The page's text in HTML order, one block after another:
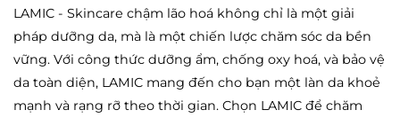
LAMIC - Skincare chậm lão hoá không chỉ là một giải
pháp dưỡng da, mà là một chiến lược chăm sóc da bền
vững. Với công thức dưỡng ẩm, chống oxy hoá, và bảo vệ
da toàn diện, LAMIC mang đến cho bạn một làn da khoẻ
mạnh và rạng rỡ theo thời gian. Chọn LAMIC để chăm